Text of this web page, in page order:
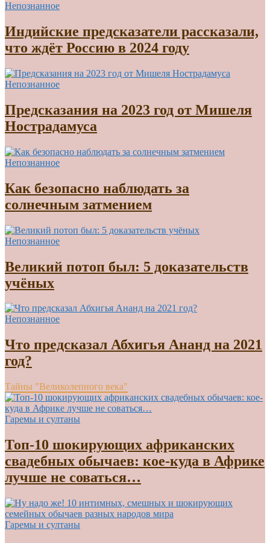
Непознанное
Индийские предсказатели рассказали,
что ждёт Россию в 2024 году
Непознанное
Предсказания на 2023 год от Мишеля
Нострадамуса
Непознанное
Как безопасно наблюдать за
солнечным затмением
Непознанное
Великий потоп был: 5 доказательств
учёных
Непознанное
Что предсказал Абхигья Ананд на 2021
год?
Тайны "Великолепного века"
Гаремы и султаны
Топ-10 шокирующих африканских
свадебных обычаев: кое-куда в Африке
лучше не соваться…
Гаремы и султаны